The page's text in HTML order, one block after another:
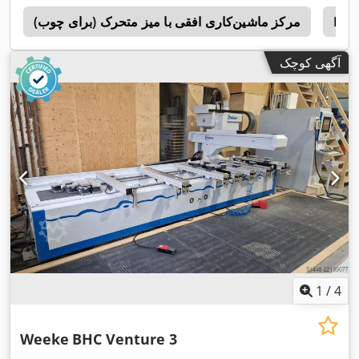
مرکز ماشین‌کاری افقی با میز متحرک (برای چوب)
آگهی کوچک
1 /4
Weeke BHC Venture 3